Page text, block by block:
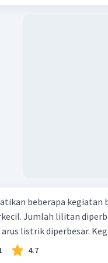
beberapa kegiatan berikut! Beda
Diameter kawat diperkecil.
Kuat
4.7